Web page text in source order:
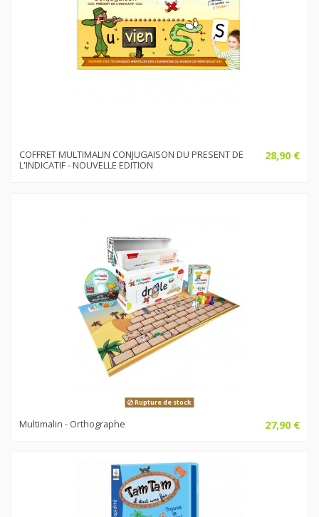
COFFRET MULTIMALIN CONJUGAISON DU PRESENT DE
L'INDICATIF - NOUVELLE EDITION
28,90 €
Rupture de stock
Multimalin - Orthographe 27,90 €